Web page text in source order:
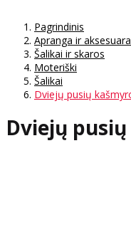
Pagrindinis
Apranga ir
Šalikai ir skaros
Moteriški
Šalikai
Dviejų pusių
Dviejų